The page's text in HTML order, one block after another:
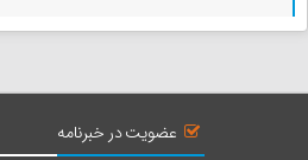
عضویت در خبرنامه